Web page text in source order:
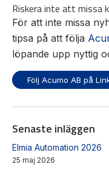
Riskera inte att missa
För att inte missa
tipsa på att följa
löpande upp nyttig
Följ Acumo AB på
Senaste inläggen
Elmia Automation 2026
25 maj 2026